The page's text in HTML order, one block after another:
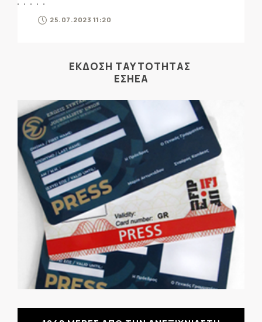
25.07.2023 11:20
ΕΚΔΟΣΗ ΤΑΥΤΟΤΗΤΑΣ
ΕΣΗΕΑ